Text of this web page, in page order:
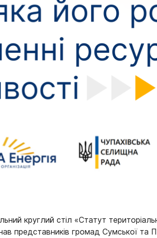
круглий стіл «Статут
представників громад Сумської та